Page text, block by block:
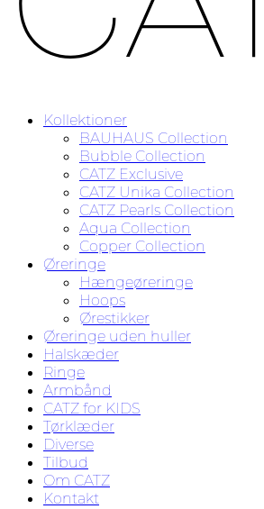
Kollektioner
BAUHAUS Collection
Bubble Collection
CATZ Exclusive
CATZ Unika Collection
CATZ Pearls Collection
Aqua Collection
Copper Collection
Øreringe
Hængeøreringe
Hoops
Ørestikker
Øreringe uden huller
Halskæder
Ringe
Armbånd
CATZ for KIDS
Tørklæder
Diverse
Tilbud
Om CATZ
Kontakt